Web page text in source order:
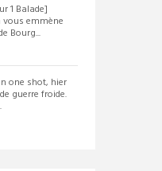
1 Balade]
emmène
Bourg...
one shot, hier
guerre froide.